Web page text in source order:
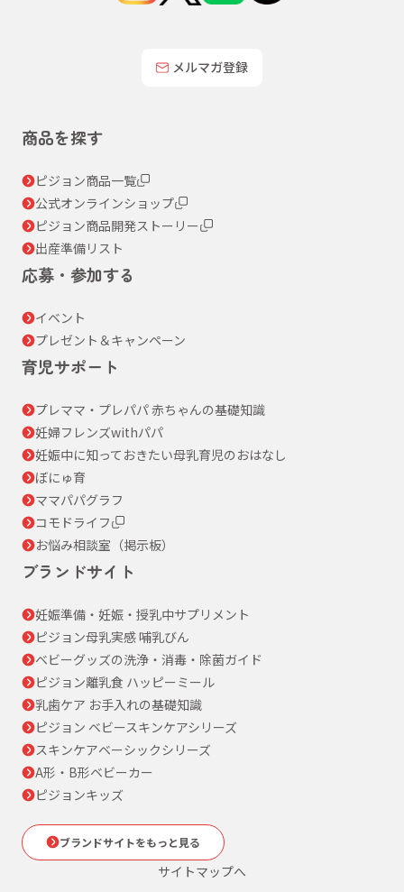
メルマガ登録
商品を探す
ピジョン商品一覧
公式オンラインショップ
ピジョン商品開発ストーリー
出産準備リスト
応募・参加する
イベント
プレゼント＆キャンペーン
育児サポート
プレママ・プレパパ 赤ちゃんの基礎知識
妊婦フレンズwithパパ
妊娠中に知っておきたい母乳育児のおはなし
ぼにゅ育
ママパパグラフ
コモドライフ
お悩み相談室（掲示板）
ブランドサイト
妊娠準備・妊娠・授乳中サプリメント
ピジョン母乳実感 哺乳びん
ベビーグッズの洗浄・消毒・除菌ガイド
ピジョン離乳食 ハッピーミール
乳歯ケア お手入れの基礎知識
ピジョン ベビースキンケアシリーズ
スキンケアベーシックシリーズ
A形・B形ベビーカー
ピジョンキッズ
ブランドサイトをもっと見る
サイトマップへ